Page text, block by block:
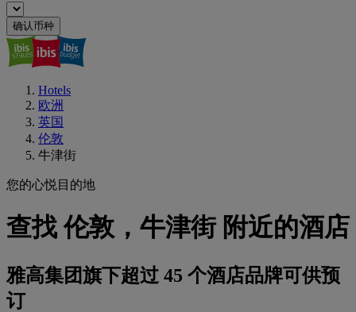
确认币种
Hotels
欧洲
英国
伦敦
牛津街
您的心悦目的地
查找 伦敦，牛津街 附近的酒店
雅高集团旗下超过 45 个酒店品牌可供预
订